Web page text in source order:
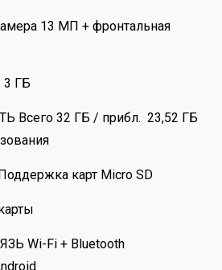
13 МП + фронтальная
3 ГБ
Всего 32 ГБ / прибл. 23,52 ГБ
карт Micro SD
Wi-Fi + Bluetooth